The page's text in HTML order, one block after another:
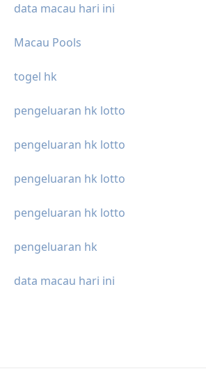
data macau hari ini
Macau Pools
togel hk
pengeluaran hk lotto
pengeluaran hk lotto
pengeluaran hk lotto
pengeluaran hk lotto
pengeluaran hk
data macau hari ini